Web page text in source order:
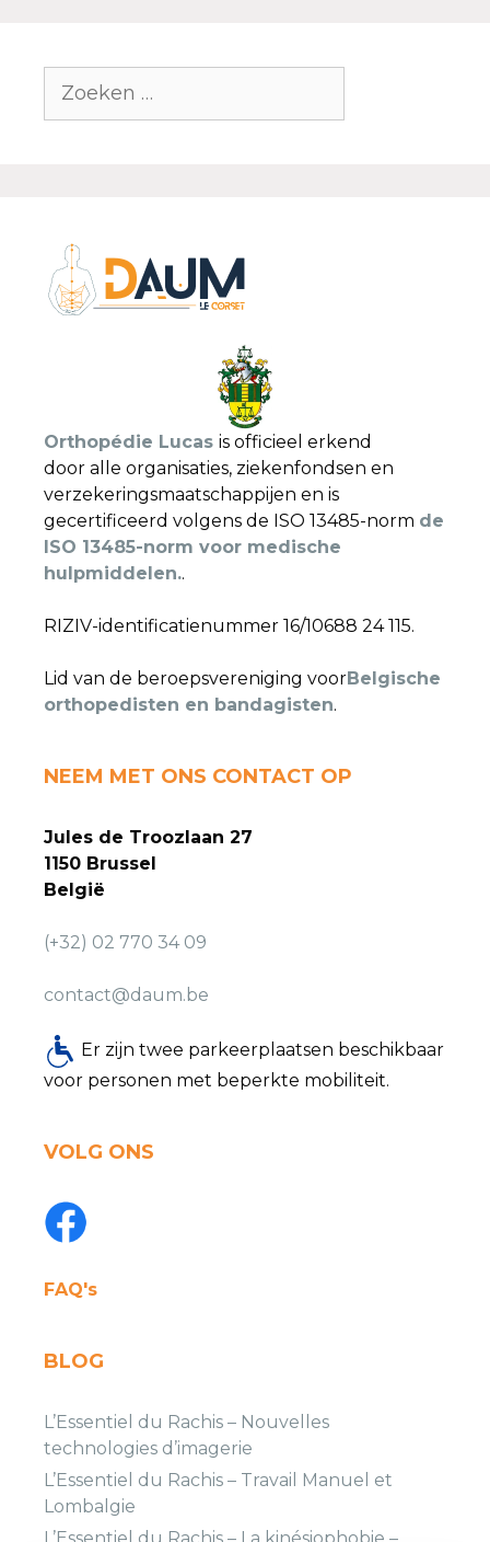
Orthopédie Lucas is officieel erkend
door alle organisaties, ziekenfondsen en
verzekeringsmaatschappijen en is
gecertificeerd volgens de ISO 13485-norm de
ISO 13485-norm voor medische
hulpmiddelen..
RIZIV-identificatienummer 16/10688 24 115.
Lid van de beroepsvereniging voorBelgische
orthopedisten en bandagisten.
NEEM MET ONS CONTACT OP
Jules de Troozlaan 27
1150 Brussel
België
(+32) 02 770 34 09
contact@daum.be
Er zijn twee parkeerplaatsen beschikbaar
voor personen met beperkte mobiliteit.
VOLG ONS
FAQ's
BLOG
L’Essentiel du Rachis – Nouvelles
technologies d’imagerie
L’Essentiel du Rachis – Travail Manuel et
Lombalgie
L’Essentiel du Rachis – La kinésiophobie –